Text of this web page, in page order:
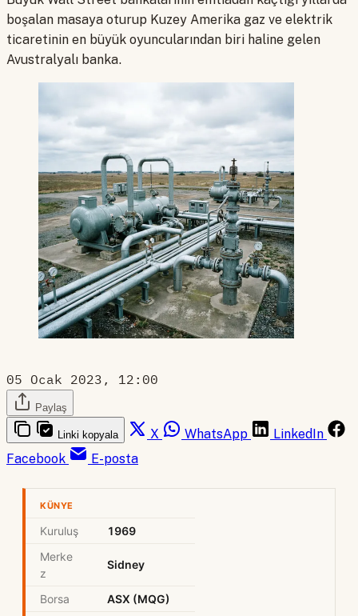
boşalan masaya oturup Kuzey Amerika gaz ve elektrik
ticaretinin en büyük oyuncularından biri haline gelen
Avustralyalı banka.
05 Ocak 2023, 12:00
Paylaş
Linki kopyala X WhatsApp
LinkedIn
Facebook
E-posta
KÜNYE
Kuruluş
1969
Merke
z
Sidney
Borsa
ASX (MQG)